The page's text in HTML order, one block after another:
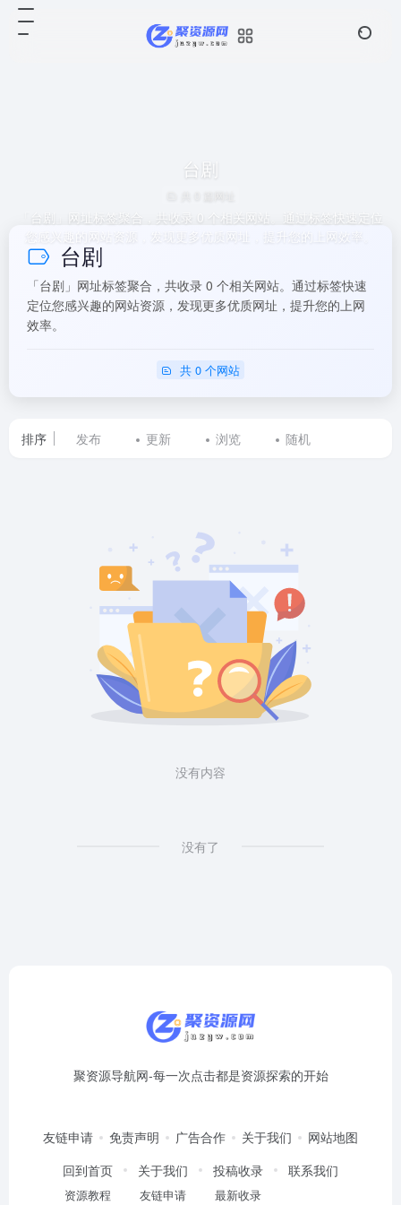
台剧
「台剧」网址标签聚合，共收录 0 个相关网站。通过标签快速定位
您感兴趣的网站资源，发现更多优质网址，提升您的上网效率。
台剧
「台剧」网址标签聚合，共收录 0 个相关网站。通过标签快速
定位您感兴趣的网站资源，发现更多优质网址，提升您的上网
效率。
共 0 个网站
排序 发布 更新 浏览 随机
没有内容
没有了
聚资源导航网-每一次点击都是资源探索的开始
友链申请 免责声明 广告合作 关于我们
网站地图
回到首页
资源教程
关于我们
友链申请
投稿收录
最新收录
联系我们